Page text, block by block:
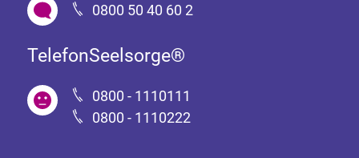
0800 50 40 60 2
TelefonSeelsorge®
0800 - 1110111
0800 - 1110222